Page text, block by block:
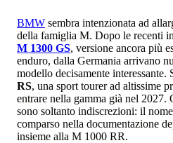
BMW sembra intenzionata ad
della famiglia M. Dopo le recenti
M 1300 GS, versione ancora più
enduro, dalla Germania arrivano
modello decisamente interessante.
RS, una sport tourer ad altissime
entrare nella gamma già nel 2027.
sono soltanto indiscrezioni: il
comparso nella documentazione
insieme alla M 1000 RR.